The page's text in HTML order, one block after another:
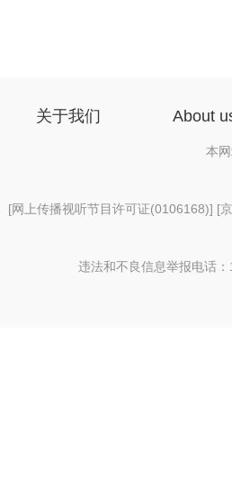
关于我们 About
本
[网上传播视听节目许可证(0106168)] [
违法和不良信息举报电话